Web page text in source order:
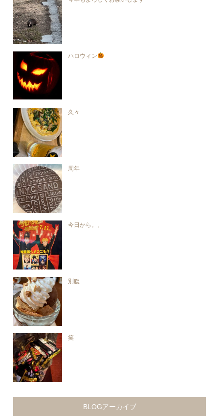
ハロウィン
久々
周年
今日から。。
別腹
笑
BLOGアーカイブ